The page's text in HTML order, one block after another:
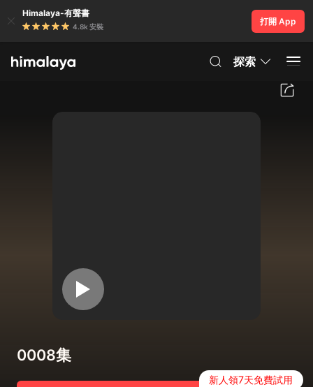
Himalaya-有聲書
4.8k 安裝
打開 App
探索
0008集
新人領7天免費試用